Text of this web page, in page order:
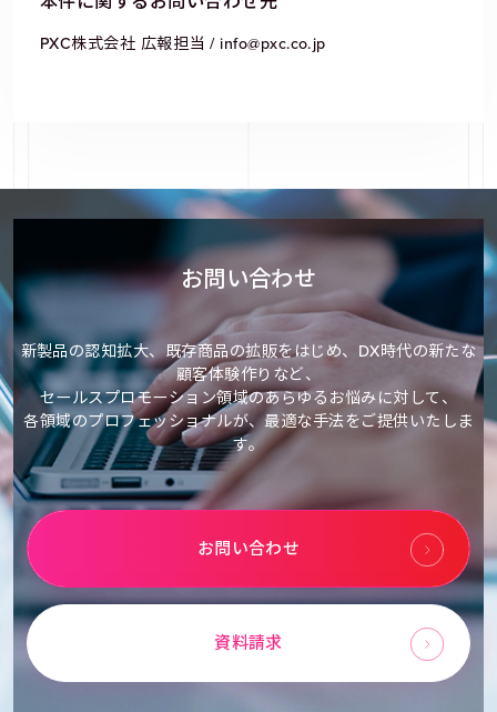
PXC株式会社 広報担当 / info@pxc.co.jp
お問い合わせ
新製品の認知拡大、既存商品の拡販をはじめ、DX時代の新たな
顧客体験作りなど、
セールスプロモーション領域のあらゆるお悩みに対して、
各領域のプロフェッショナルが、最適な手法をご提供いたしま
す。
お問い合わせ
資料請求